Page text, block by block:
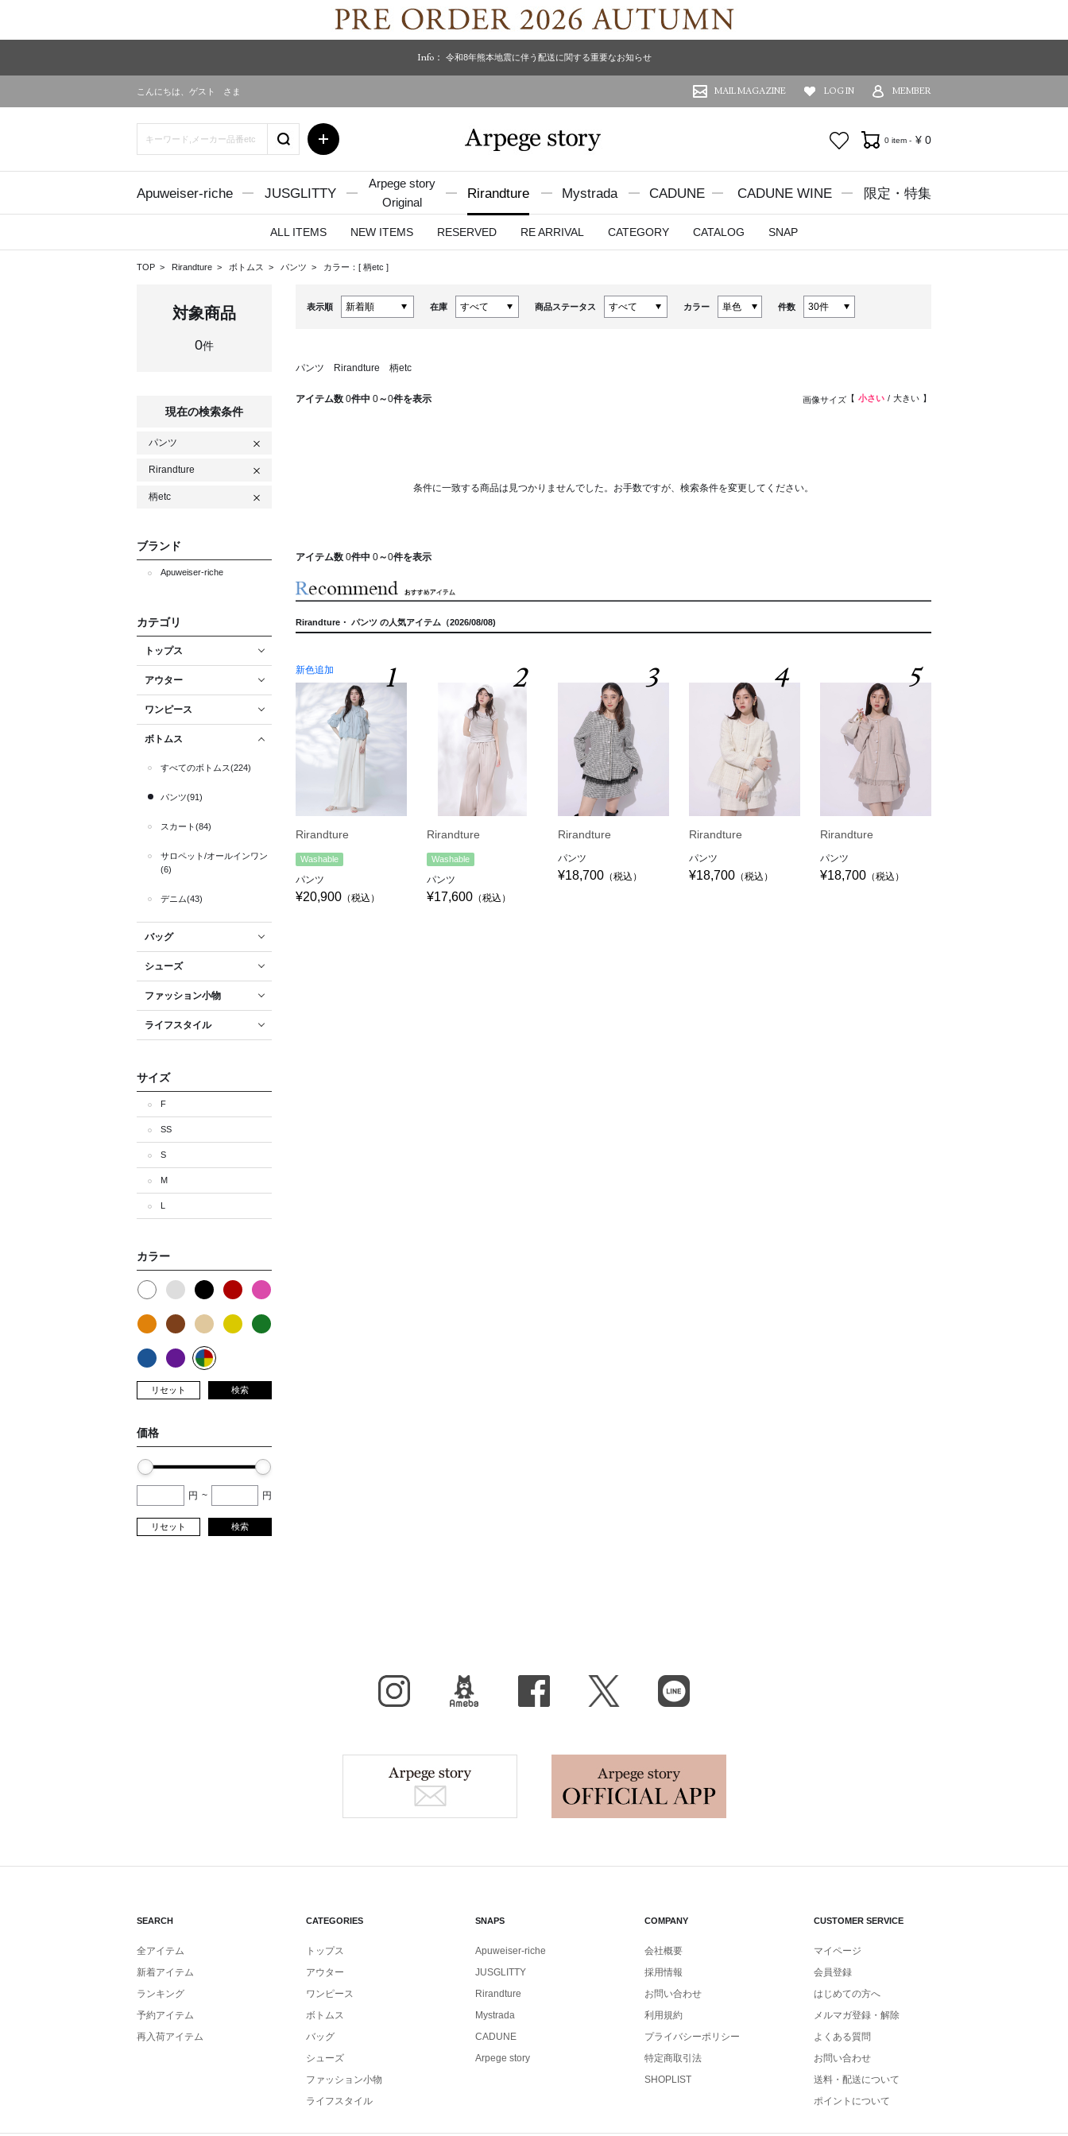
Info： 令和8年熊本地震に伴う配送に関する重要なお知らせ
こんにちは、 ゲスト さま MAIL MAGAZINE LOG IN MEMBER
お気に入り0 item - ¥ 0
Apuweiser-riche JUSGLITTY
Arpege story
Original
Rirandture Mystrada CADUNE CADUNE WINE 限定・特集
ALL ITEMS NEW ITEMS RESERVED RE ARRIVAL CATEGORY CATALOG SNAP
TOP Rirandture ボトムス パンツ カラー：[ 柄etc ]
対象商品
0件
現在の検索条件
パンツ
Rirandture
柄etc
ブランド
Apuweiser-riche
カテゴリ
トップス
アウター
ワンピース
ボトムス
すべてのボトムス(224)
パンツ(91)
スカート(84)
サロペット/オールインワン
(6)
デニム(43)
バッグ
シューズ
ファッション小物
ライフスタイル
サイズ
F
SS
S
M
L
カラー
リセット 検索
価格
円 ~ 円
リセット 検索
表示順 在庫 商品ステータス カラー 件数
パンツ Rirandture 柄etc
アイテム数 0件中 0～0件を表示 画像サイズ 小さい 大きい
条件に一致する商品は見つかりませんでした。お手数ですが、検索条件を変更してください。
アイテム数 0件中 0～0件を表示
Rirandture・ パンツ の人気アイテム（2026/08/08)
新色追加 1
Rirandture
Washable
パンツ
¥20,900 （税込）
2
Rirandture
Washable
パンツ
¥17,600 （税込）
3
Rirandture
パンツ
¥18,700 （税込）
4
Rirandture
パンツ
¥18,700 （税込）
5
Rirandture
パンツ
¥18,700 （税込）
X（旧Twitter）
SEARCH
全アイテム
新着アイテム
ランキング
予約アイテム
再入荷アイテム
CATEGORIES
トップス
アウター
ワンピース
ボトムス
バッグ
シューズ
ファッション小物
ライフスタイル
SNAPS
Apuweiser-riche
JUSGLITTY
Rirandture
Mystrada
CADUNE
Arpege story
COMPANY
会社概要
採用情報
お問い合わせ
利用規約
プライバシーポリシー
特定商取引法
SHOPLIST
CUSTOMER SERVICE
マイページ
会員登録
はじめての方へ
メルマガ登録・解除
よくある質問
お問い合わせ
送料・配送について
ポイントについて